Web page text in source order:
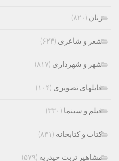
زنان (۸۲۰)
شعر و شاعری (۶۲۳)
شهر و شهرداری (۸۱۷)
فایلهای تصویری (۱۰۴)
فیلم و سینما (۳۳۰)
کتاب و کتابخانه (۸۳۱)
مشاهیر تربت حیدریه (۵۷۹)